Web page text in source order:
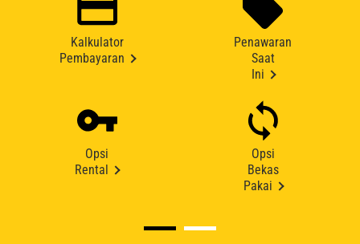
Kalkulator
Pembayaran
Penawaran
Saat
Ini
Opsi
Rental
Opsi
Bekas
Pakai